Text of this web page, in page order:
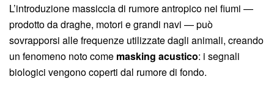
L’introduzione massiccia di rumore antropico nei fiumi —
prodotto da draghe, motori e grandi navi — può
sovrapporsi alle frequenze utilizzate dagli animali, creando
un fenomeno noto come masking acustico: i segnali
biologici vengono coperti dal rumore di fondo.